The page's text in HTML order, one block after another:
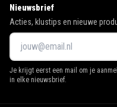
Nieuwsbrief
Acties, klustips en nieuwe
Je krijgt eerst een mail om je
in elke nieuwsbrief.